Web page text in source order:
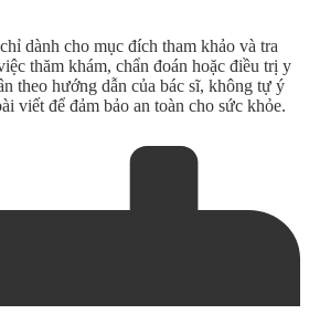
dành cho mục đích tham khảo và tra
thăm khám, chẩn đoán hoặc điều trị y
theo hướng dẫn của bác sĩ, không tự ý
viết để đảm bảo an toàn cho sức khỏe.